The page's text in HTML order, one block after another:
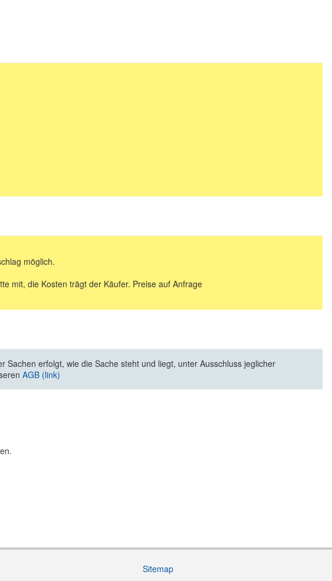
möglich.
mit, die Kosten trägt der Käufer. Preise auf Anfrage
erfolgt, wie die Sache steht und liegt, unter Ausschluss jeglicher
AGB (link)
Sitemap